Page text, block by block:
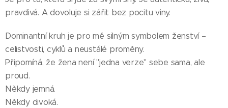
pravdivá. A dovoluje si zářit bez pocitu viny.
Dominantní kruh je pro mě silným symbolem ženství –
celistvosti, cyklů a neustálé proměny.
Připomíná, že žena není "jedna verze" sebe sama, ale
proud.
Někdy jemná.
Někdy divoká.